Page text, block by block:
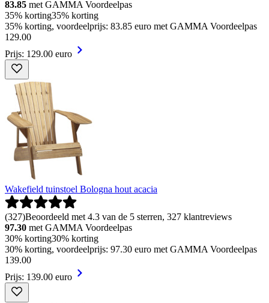
83.85 met GAMMA Voordeelpas
35% korting35% korting
35% korting, voordeelprijs: 83.85 euro met GAMMA Voordeelpas
129.00
Prijs: 129.00 euro
Wakefield tuinstoel Bologna hout acacia
(327)Beoordeeld met 4.3 van de 5 sterren, 327 klantreviews
97.30 met GAMMA Voordeelpas
30% korting30% korting
30% korting, voordeelprijs: 97.30 euro met GAMMA Voordeelpas
139.00
Prijs: 139.00 euro